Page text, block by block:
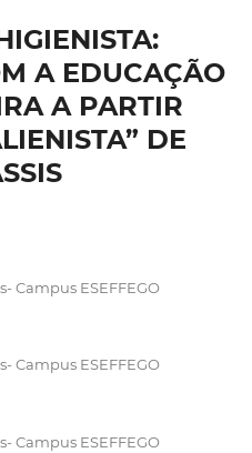
A EDUCAÇÃO
A PARTIR
DE
Campus ESEFFEGO
Campus ESEFFEGO
Campus ESEFFEGO